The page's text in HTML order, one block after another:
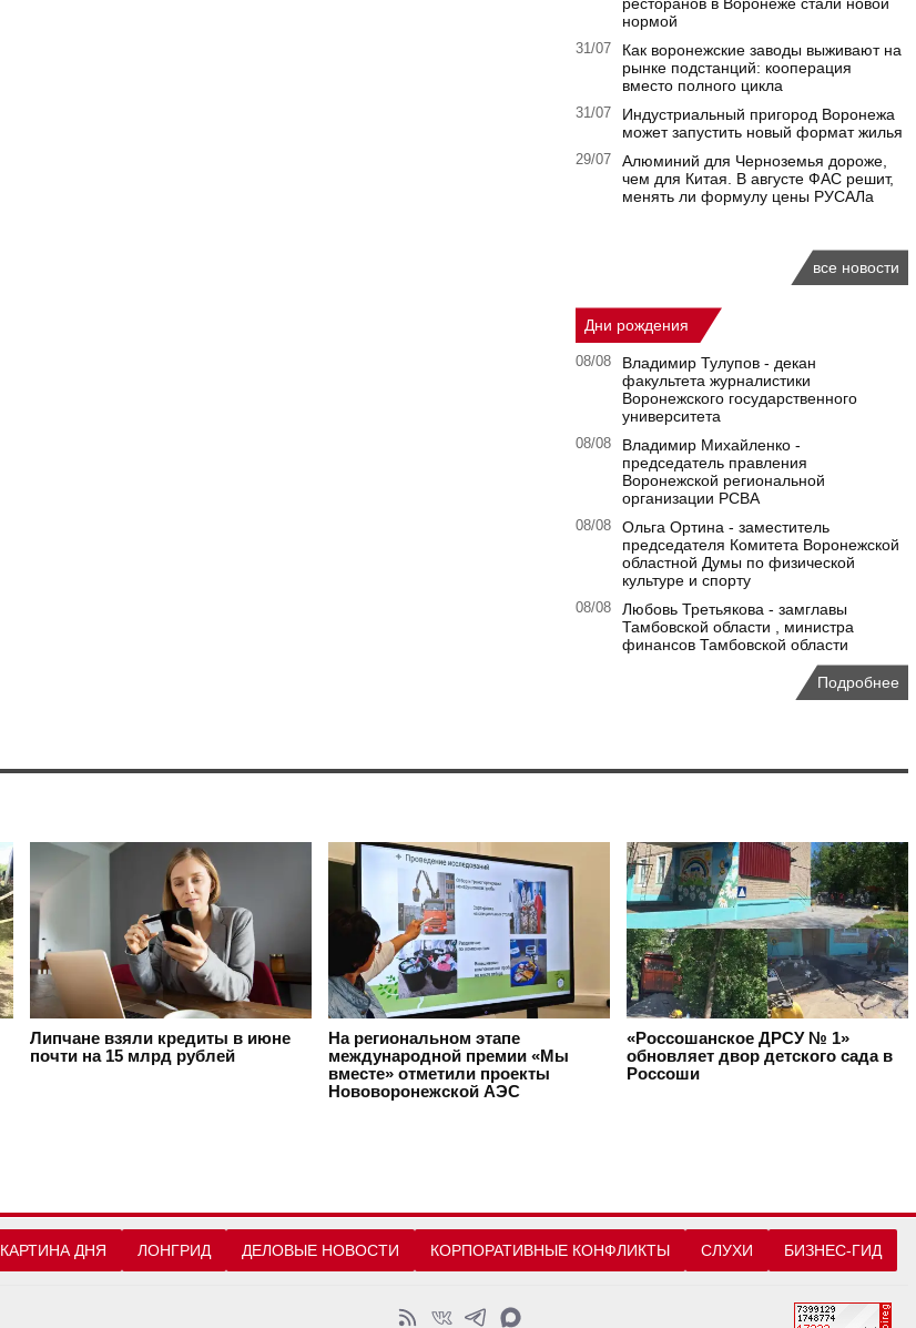
ресторанов в Воронеже стали новой
нормой
31/07
Как воронежские заводы выживают на
рынке подстанций: кооперация
вместо полного цикла
31/07
Индустриальный пригород Воронежа
может запустить новый формат жилья
29/07
Алюминий для Черноземья дороже,
чем для Китая. В августе ФАС решит,
менять ли формулу цены РУСАЛа
все новости
Дни рождения
08/08
Владимир Тулупов - декан
факультета журналистики
Воронежского государственного
университета
08/08
Владимир Михайленко -
председатель правления
Воронежской региональной
организации РСВА
08/08
Ольга Ортина - заместитель
председателя Комитета Воронежской
областной Думы по физической
культуре и спорту
08/08
Любовь Третьякова - замглавы
Тамбовской области , министра
финансов Тамбовской области
Подробнее
Липчане взяли кредиты в июне
почти на 15 млрд рублей
На региональном этапе
международной премии «Мы
вместе» отметили проекты
Нововоронежской АЭС
«Россошанское ДРСУ № 1»
обновляет двор детского сада в
Россоши
КАРТИНА ДНЯ ЛОНГРИД ДЕЛОВЫЕ НОВОСТИ КОРПОРАТИВНЫЕ КОНФЛИКТЫ СЛУХИ БИЗНЕС-ГИД